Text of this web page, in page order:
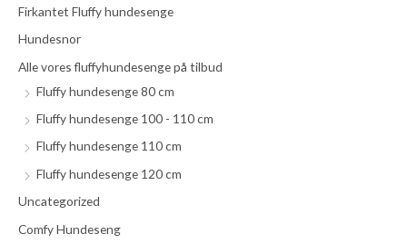
e
r
Firkantet Fluffy hundesenge
Hundesnor
Alle vores fluffyhundesenge på tilbud
Fluffy hundesenge 80 cm
Fluffy hundesenge 100 - 110 cm
Fluffy hundesenge 110 cm
Fluffy hundesenge 120 cm
Uncategorized
Comfy Hundeseng
e
p